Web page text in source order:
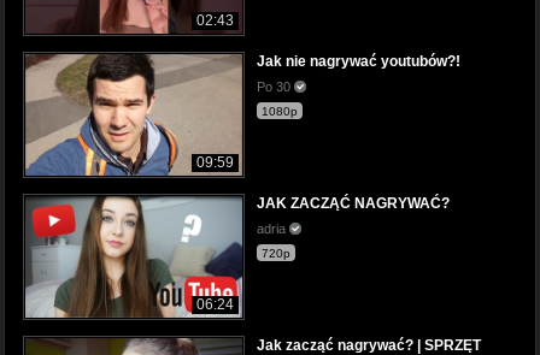
02:43
09:59
Jak nie nagrywać youtubów?!
Po 30
1080p
06:24
JAK ZACZĄĆ NAGRYWAĆ?
adria
720p
Jak zacząć nagrywać? | SPRZĘT